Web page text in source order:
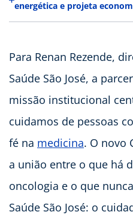
energética e projeta
Para Renan Rezende,
Saúde São José, a
missão institucional
cuidamos de pessoas
fé na medicina. O novo
a união entre o que há
oncologia e o que
Saúde São José: o